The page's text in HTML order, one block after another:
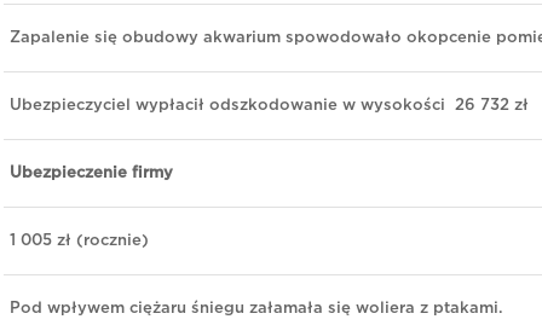
Zapalenie się obudowy akwarium spowodowało okopcenie
Ubezpieczyciel wypłacił odszkodowanie w wysokości 26 732 zł
Ubezpieczenie firmy
1 005 zł (rocznie)
Pod wpływem ciężaru śniegu załamała się woliera z ptakami.